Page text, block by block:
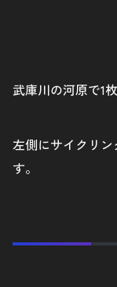
武庫川の河原で1枚
左側にサイクリ
す。